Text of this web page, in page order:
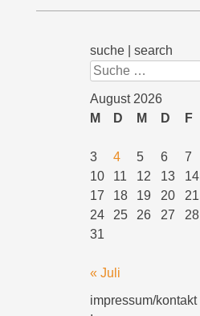
suche | search
Suchen
August 2026
M
D M D F
3
4 5 6 7
10
11 12 13 14
17
18 19 20 21
24
25 26 27 28
31
« Juli
impressum/kontakt